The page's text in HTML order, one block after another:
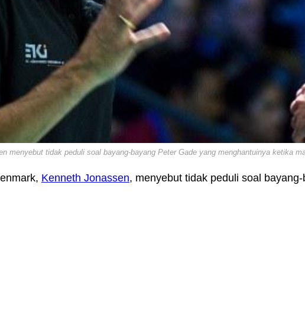
menyebut tidak peduli soal bayang-bayang Peter Gade yang menghantuinya ketika
Kenneth Jonassen, menyebut tidak peduli soal